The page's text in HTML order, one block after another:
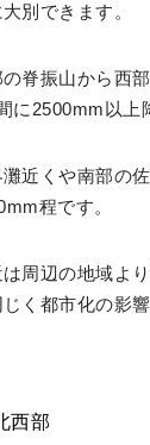
別できます。
脊振山から西
に2500mm以上
近くや南部の
程です。
周辺の地域よ
く都市化の影
西部